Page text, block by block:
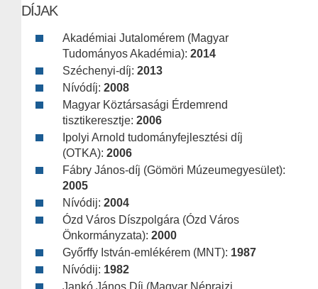
DÍJAK
Akadémiai Jutalomérem (Magyar
Tudományos Akadémia): 2014
Széchenyi-díj: 2013
Nívódíj: 2008
Magyar Köztársasági Érdemrend
tisztikeresztje: 2006
Ipolyi Arnold tudományfejlesztési díj
(OTKA): 2006
Fábry János-díj (Gömöri Múzeumegyesület):
2005
Nívódij: 2004
Ózd Város Díszpolgára (Ózd Város
Önkormányzata): 2000
Győrffy István-emlékérem (MNT): 1987
Nívódij: 1982